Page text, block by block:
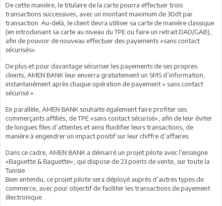
De cette manière, le titulaire de la carte pourra effectuer trois
transactions successives, avec un montant maximum de 30dt par
transaction. Au-delà, le client devra utiliser sa carte de manière classique
(en introduisant sa carte au niveau du TPE ou faire un retrait DAD/GAB),
afin de pouvoir de nouveau effectuer des payements «sans contact
sécurisés».
De plus et pour davantage sécuriser les payements de ses propres
clients, AMEN BANK leur enverra gratuitement un SMS d’information,
instantanément après chaque opération de payement « sans contact
sécurisé ».
En parallèle, AMEN BANK souhaite également faire profiter ses
commerçants affiliés, de TPE «sans contact sécurisé», afin de leur éviter
de longues files d’attentes et ainsi fluidifier leurs transactions, de
manière à engendrer un impact positif sur leur chiffre d’affaires.
Dans ce cadre, AMEN BANK a démarré un projet pilote avec l’enseigne
«Baguette & Baguette», qui dispose de 23 points de vente, sur toute la
Tunisie.
Bien entendu, ce projet pilote sera déployé auprès d’autres types de
commerce, avec pour objectif de faciliter les transactions de payement
électronique.